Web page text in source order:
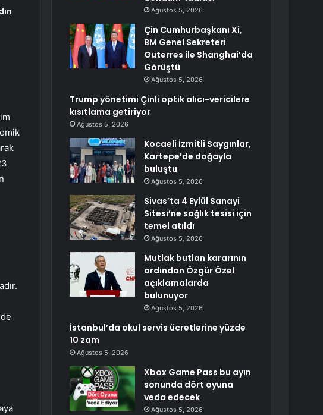
Ağustos 5, 2026
Çin Cumhurbaşkanı Xi,
BM Genel Sekreteri
Guterres ile Shanghai’da
Görüştü
Ağustos 5, 2026
Trump yönetimi Çinli optik alıcı-vericilere
kısıtlama getiriyor
Ağustos 5, 2026
Kocaeli İzmitli Saygınlar,
Kartepe’de doğayla
buluştu
Ağustos 5, 2026
Sivas’ta 4 Eylül Sanayi
Sitesi’ne sağlık tesisi için
temel atıldı
Ağustos 5, 2026
Mutlak butlan kararının
ardından Özgür Özel
açıklamalarda
bulunuyor
Ağustos 5, 2026
İstanbul’da okul servis ücretlerine yüzde
10 zam
Ağustos 5, 2026
Xbox Game Pass bu ayın
sonunda dört oyuna
veda edecek
Ağustos 5, 2026